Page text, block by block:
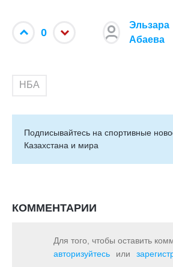
0
Эльзара
Абаева
НБА
Подписывайтесь на cпортивные
Казахстана и мира
КОММЕНТАРИИ
Для того, чтобы оставить
авторизуйтесь
или